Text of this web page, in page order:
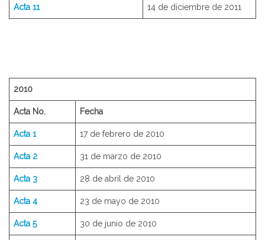
Acta 11 14 de diciembre de 2011
2010
Acta No. Fecha
Acta 1 17 de febrero de 2010
Acta 2 31 de marzo de 2010
Acta 3 28 de abril de 2010
Acta 4 23 de mayo de 2010
Acta 5 30 de junio de 2010